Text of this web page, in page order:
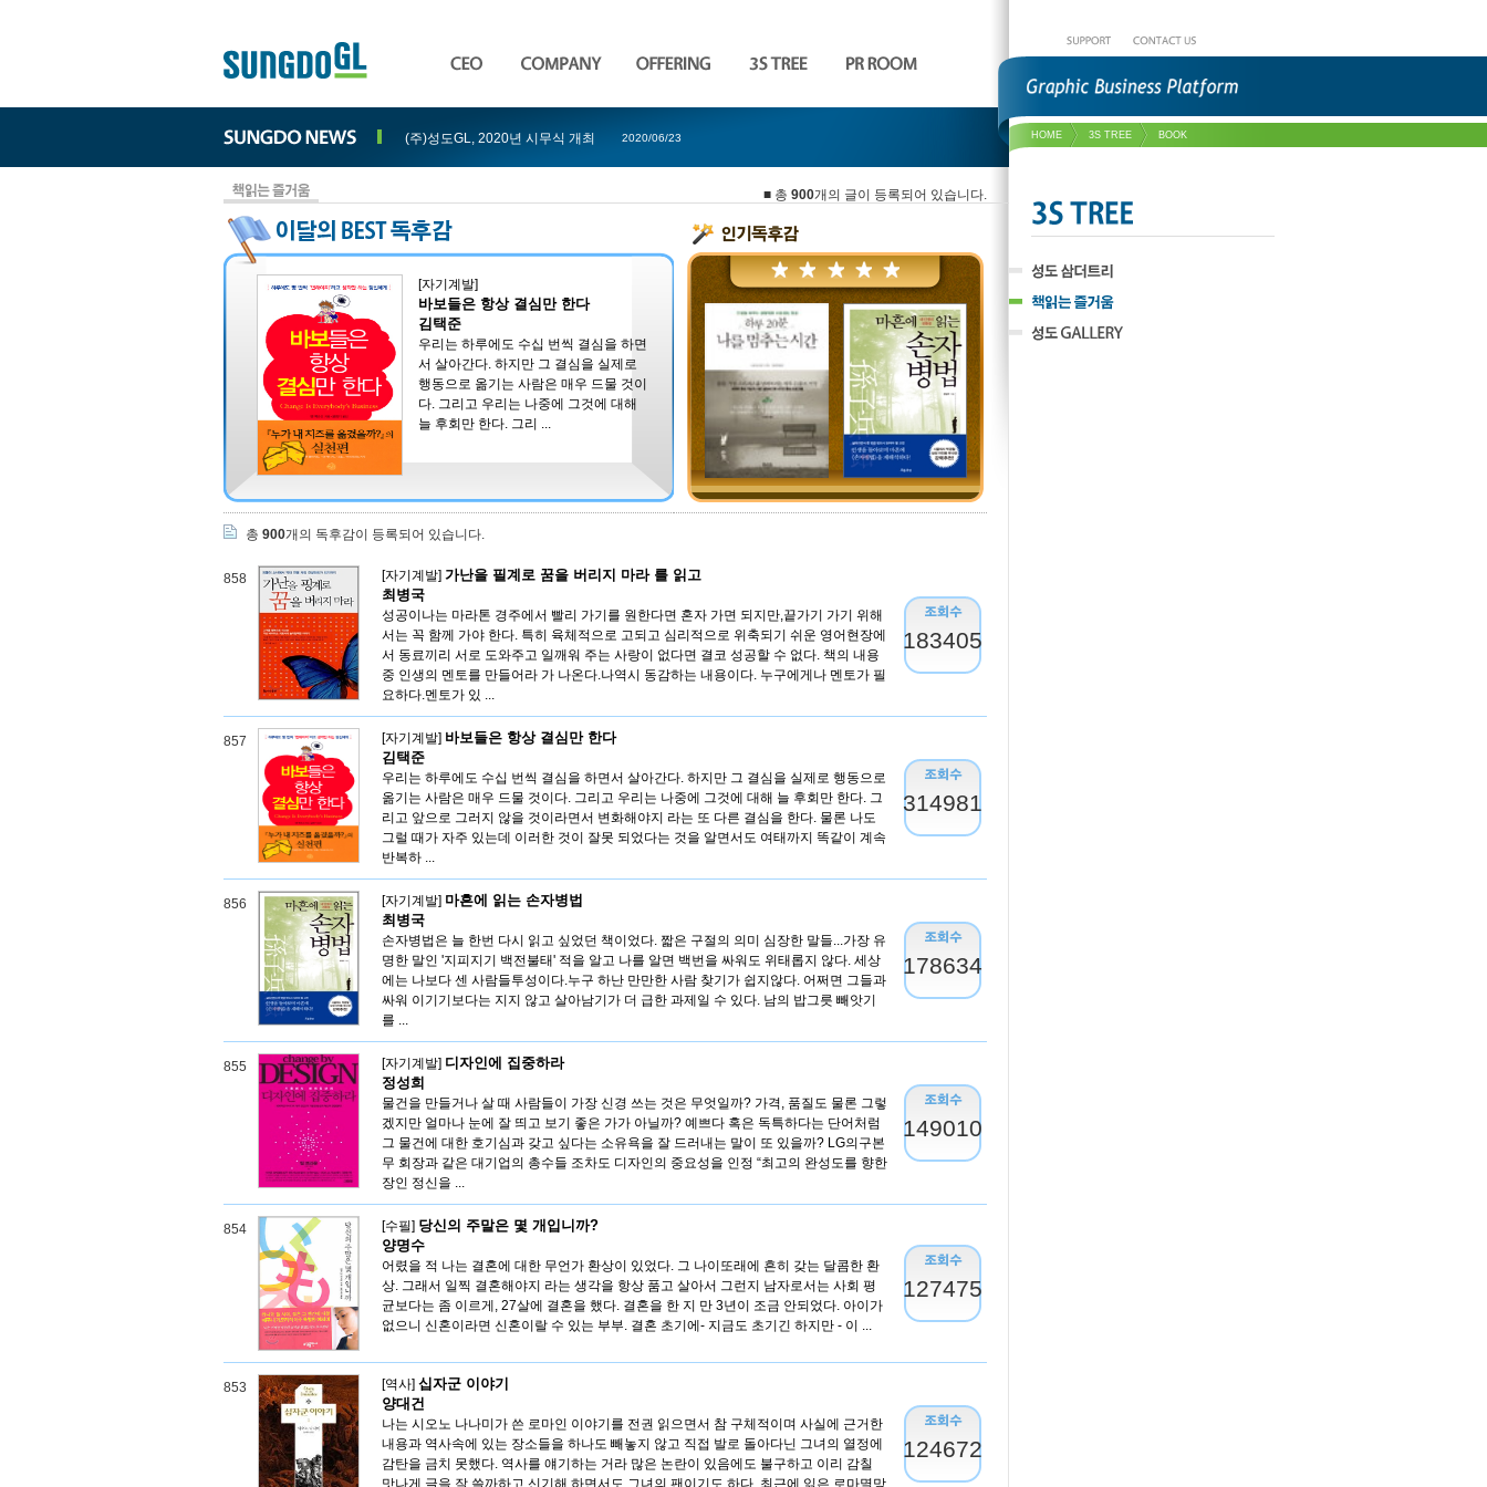
(주)성도GL, 2020년 시무식 개최 2020/06/23 HOME 3S TREE BOOK
■ 총 900개의 글이 등록되어 있습니다.
[자기계발]
바보들은 항상 결심만 한다
김택준
우리는 하루에도 수십 번씩 결심을 하면
서 살아간다. 하지만 그 결심을 실제로
행동으로 옮기는 사람은 매우 드물 것이
다. 그리고 우리는 나중에 그것에 대해
늘 후회만 한다. 그리 ...
총 900개의 독후감이 등록되어 있습니다.
858 [자기계발] 가난을 필계로 꿈을 버리지 마라 를 읽고
최병국
성공이나는 마라톤 경주에서 빨리 가기를 원한다면 혼자 가면 되지만,끝가기 가기 위해
서는 꼭 함께 가야 한다. 특히 육체적으로 고되고 심리적으로 위축되기 쉬운 영어현장에
서 동료끼리 서로 도와주고 일깨워 주는 사랑이 없다면 결코 성공할 수 없다. 책의 내용
중 인생의 멘토를 만들어라 가 나온다.나역시 동감하는 내용이다. 누구에게나 멘토가 필
요하다.멘토가 있 ...
183405
857 [자기계발] 바보들은 항상 결심만 한다
김택준
우리는 하루에도 수십 번씩 결심을 하면서 살아간다. 하지만 그 결심을 실제로 행동으로
옮기는 사람은 매우 드물 것이다. 그리고 우리는 나중에 그것에 대해 늘 후회만 한다. 그
리고 앞으로 그러지 않을 것이라면서 변화해야지 라는 또 다른 결심을 한다. 물론 나도
그럴 때가 자주 있는데 이러한 것이 잘못 되었다는 것을 알면서도 여태까지 똑같이 계속
반복하 ...
314981
856 [자기계발] 마흔에 읽는 손자병법
최병국
손자병법은 늘 한번 다시 읽고 싶었던 책이었다. 짧은 구절의 의미 심장한 말들...가장 유
명한 말인 '지피지기 백전불태' 적을 알고 나를 알면 백번을 싸워도 위태롭지 않다. 세상
에는 나보다 센 사람들투성이다.누구 하난 만만한 사람 찾기가 쉽지않다. 어쩌면 그들과
싸워 이기기보다는 지지 않고 살아남기가 더 급한 과제일 수 있다. 남의 밥그릇 빼앗기
를 ...
178634
855 [자기계발] 디자인에 집중하라
정성희
물건을 만들거나 살 때 사람들이 가장 신경 쓰는 것은 무엇일까? 가격, 품질도 물론 그렇
겠지만 얼마나 눈에 잘 띄고 보기 좋은 가가 아닐까? 예쁘다 혹은 독특하다는 단어처럼
그 물건에 대한 호기심과 갖고 싶다는 소유욕을 잘 드러내는 말이 또 있을까? LG의구본
무 회장과 같은 대기업의 총수들 조차도 디자인의 중요성을 인정 “최고의 완성도를 향한
장인 정신을 ...
149010
854 [수필] 당신의 주말은 몇 개입니까?
양명수
어렸을 적 나는 결혼에 대한 무언가 환상이 있었다. 그 나이또래에 흔히 갖는 달콤한 환
상. 그래서 일찍 결혼해야지 라는 생각을 항상 품고 살아서 그런지 남자로서는 사회 평
균보다는 좀 이르게, 27살에 결혼을 했다. 결혼을 한 지 만 3년이 조금 안되었다. 아이가
없으니 신혼이라면 신혼이랄 수 있는 부부. 결혼 초기에- 지금도 초기긴 하지만 - 이 ...
127475
853 [역사] 십자군 이야기
양대건
나는 시오노 나나미가 쓴 로마인 이야기를 전권 읽으면서 참 구체적이며 사실에 근거한
내용과 역사속에 있는 장소들을 하나도 빼놓지 않고 직접 발로 돌아다닌 그녀의 열정에
감탄을 금치 못했다. 역사를 얘기하는 거라 많은 논란이 있음에도 불구하고 이리 감칠
맛나게 글을 잘 쓸까하고 신기해 하면서도 그녀의 팬이기도 하다. 최근에 읽은 로마멸망
124672